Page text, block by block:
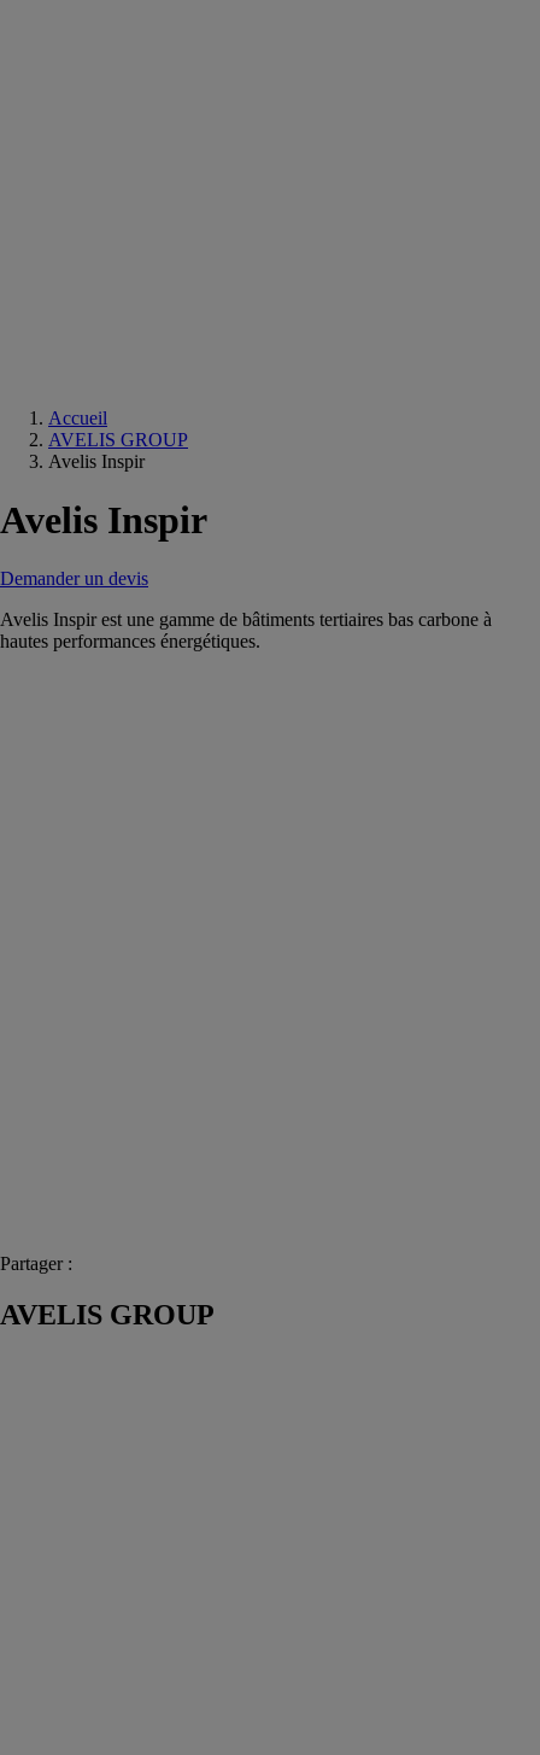
Accueil
AVELIS GROUP
Avelis Inspir
Avelis Inspir
Demander un devis
Avelis Inspir est une gamme de bâtiments tertiaires bas carbone à
hautes performances énergétiques.
Partager :
AVELIS GROUP